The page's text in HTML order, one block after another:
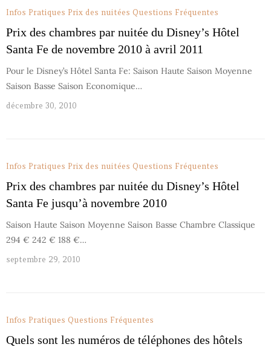
Infos Pratiques Prix des nuitées Questions Fréquentes
Prix des chambres par nuitée du Disney’s Hôtel
Santa Fe de novembre 2010 à avril 2011
Pour le Disney’s Hôtel Santa Fe: Saison Haute Saison Moyenne
Saison Basse Saison Economique…
décembre 30, 2010
Infos Pratiques Prix des nuitées Questions Fréquentes
Prix des chambres par nuitée du Disney’s Hôtel
Santa Fe jusqu’à novembre 2010
Saison Haute Saison Moyenne Saison Basse Chambre Classique
294 € 242 € 188 €…
septembre 29, 2010
Infos Pratiques Questions Fréquentes
Quels sont les numéros de téléphones des hôtels